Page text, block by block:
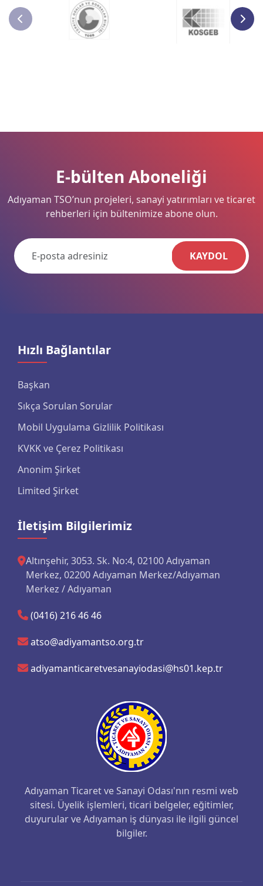
E-bülten Aboneliği
Adıyaman TSO’nun projeleri, sanayi yatırımları ve ticaret
rehberleri için bültenimize abone olun.
KAYDOL
Hızlı Bağlantılar
Başkan
Sıkça Sorulan Sorular
Mobil Uygulama Gizlilik Politikası
KVKK ve Çerez Politikası
Anonim Şirket
Limited Şirket
İletişim Bilgilerimiz
Altınşehir, 3053. Sk. No:4, 02100 Adıyaman
Merkez, 02200 Adıyaman Merkez/Adıyaman
Merkez / Adıyaman
(0416) 216 46 46
atso@adiyamantso.org.tr
adiyamanticaretvesanayiodasi@hs01.kep.tr
Adıyaman Ticaret ve Sanayi Odası'nın resmi web
sitesi. Üyelik işlemleri, ticari belgeler, eğitimler,
duyurular ve Adıyaman iş dünyası ile ilgili güncel
bilgiler.